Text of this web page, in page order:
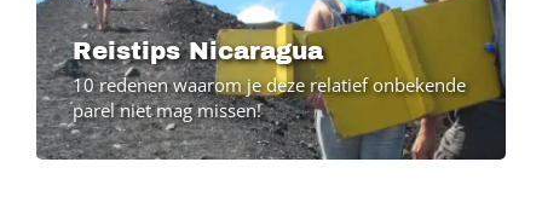
Reistips Nicaragua
10 redenen waarom je deze relatief onbekende
parel niet mag missen!